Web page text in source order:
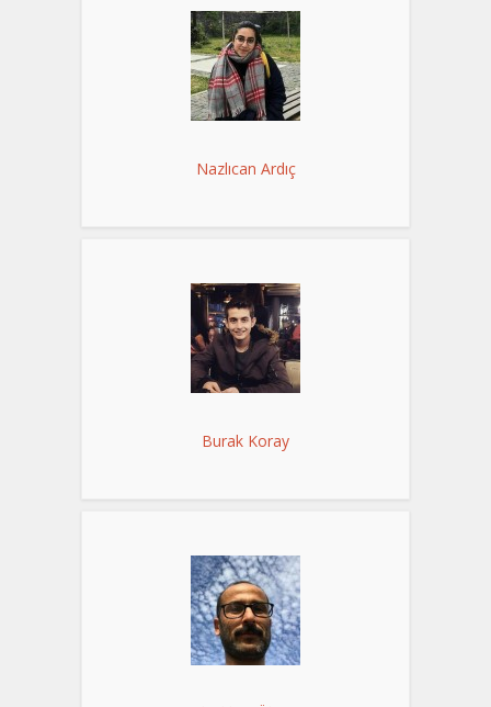
Nazlıcan Ardıç
Burak Koray